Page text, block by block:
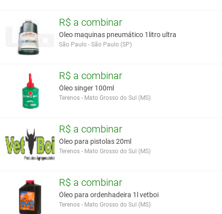
R$ a combinar
Oleo maquinas pneumático 1litro ultra
São Paulo - São Paulo (SP)
R$ a combinar
Óleo singer 100ml
Terenos - Mato Grosso do Sul (MS)
R$ a combinar
Óleo para pistolas 20ml
Terenos - Mato Grosso do Sul (MS)
R$ a combinar
Óleo para ordenhadeira 1l vetboi
Terenos - Mato Grosso do Sul (MS)